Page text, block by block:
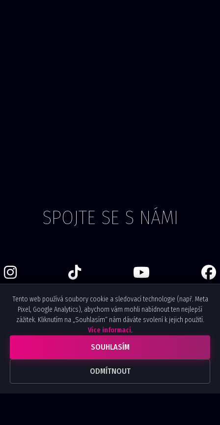
SPOJTE SE S NÁMI
ODEBÍREJTE NEWSLETTER
Tento web používá soubory cookie a sledovací technologie (např. Meta
Pixel, Google Analytics), abychom vám mohli nabídnout ten nejlepší
zážitek. Kliknutím na „Souhlasím“ nám dáváte svolení k jejich použití.
Více informací.
SOUHLASÍM
ODMÍTNOUT